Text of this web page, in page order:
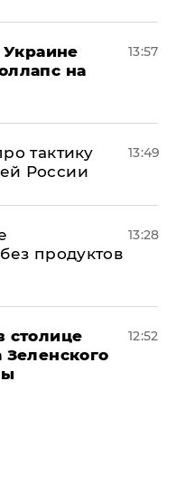
Украине
на
13:57
тактику
России
13:49
продуктов
13:28
столице
Зеленского
12:52